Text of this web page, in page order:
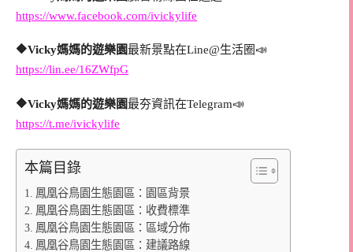
https://www.facebook.com/ivickylife
🔶Vicky媽媽的遊樂園最新景點在Line@生活圈 📣
https://lin.ee/16ZWfpG
🔶Vicky媽媽的遊樂園最夯資訊在Telegram📣
https://t.me/ivickylife
本篇目錄
鳳凰谷鳥園生態園區：園區背景
鳳凰谷鳥園生態園區：收費標準
鳳凰谷鳥園生態園區：區域分佈
鳳凰谷鳥園生態園區：建議路線